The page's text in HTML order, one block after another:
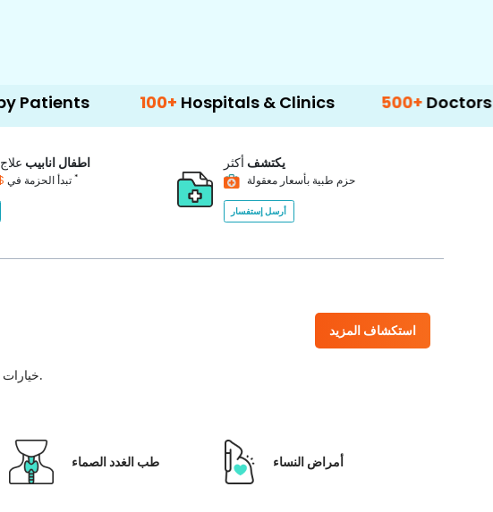
100+Hospitals & Clinics 500+Doctors & Surgeons
اطفال انابيب
تبدأ الحزمة في *
يكتشف أكثر
حزم طبية بأسعار معقولة
أرسل إستفسار
استكشاف المزيد
خيارات العلاج بأسعار معقولة مع جميع النطاقات الممكنة من الإجراءات الطبية للاختيار من بينها مع أفضل جودة للرعاية الصحية في البلاد.
طب الغدد الصماء أمراض النساء